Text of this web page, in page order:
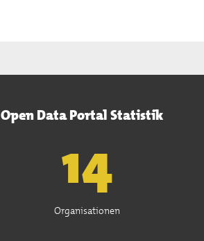
Open Data Portal Statistik
15
Organisationen